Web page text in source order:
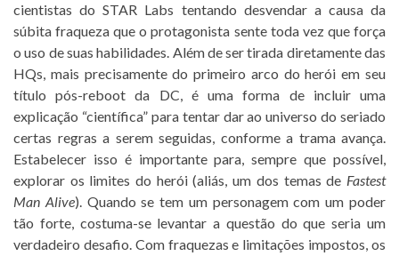
cientistas do STAR Labs tentando desvendar a causa da
súbita fraqueza que o protagonista sente toda vez que força
o uso de suas habilidades. Além de ser tirada diretamente das
HQs, mais precisamente do primeiro arco do herói em seu
título pós-reboot da DC, é uma forma de incluir uma
explicação “científica” para tentar dar ao universo do seriado
certas regras a serem seguidas, conforme a trama avança.
Estabelecer isso é importante para, sempre que possível,
explorar os limites do herói (aliás, um dos temas de Fastest
Man Alive). Quando se tem um personagem com um poder
tão forte, costuma-se levantar a questão do que seria um
verdadeiro desafio. Com fraquezas e limitações impostos, os